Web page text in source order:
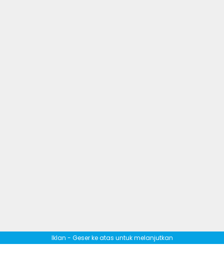
Iklan - Geser ke atas untuk melanjutkan